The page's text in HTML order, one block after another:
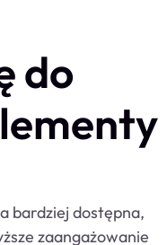
do
bardziej dostępna,
zaangażowanie